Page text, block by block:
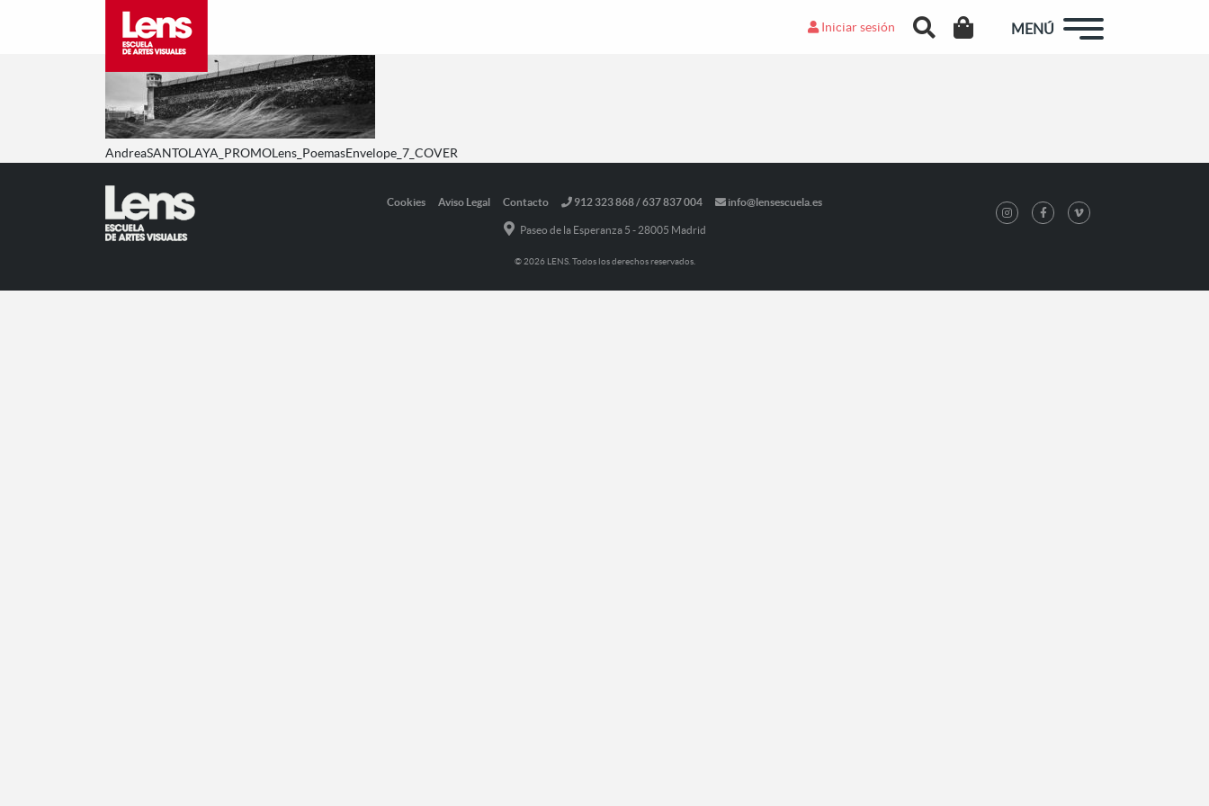
Iniciar sesión MENÚ
AndreaSANTOLAYA_PROMOLens_PoemasEnvelope_7_COVER
Cookies Aviso Legal Contacto 912 323 868 / 637 837 004 info@lensescuela.es
Paseo de la Esperanza 5 - 28005 Madrid
© 2026 LENS. Todos los derechos reservados.